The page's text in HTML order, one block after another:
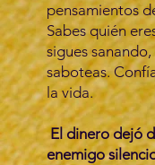
pensamientos
Sabes quién
sigues
saboteas.
la vida.
El dinero dejó
enemigo